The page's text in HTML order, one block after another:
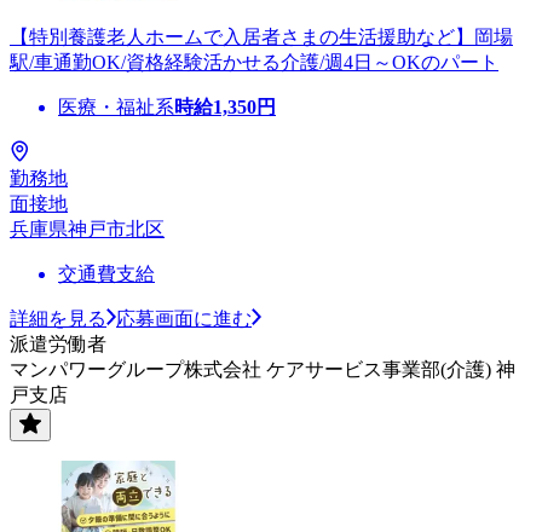
【特別養護老人ホームで入居者さまの生活援助など】岡場
駅/車通勤OK/資格経験活かせる介護/週4日～OKのパート
医療・福祉系時給1,350円
勤務地
面接地
兵庫県神戸市北区
交通費支給
詳細を見る
応募画面に進む
派遣労働者
マンパワーグループ株式会社 ケアサービス事業部(介護) 神
戸支店